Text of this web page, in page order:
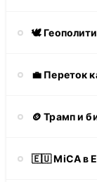
🕊️
💼 Переток
🪙 Трамп и
🇪🇺 MiCA в